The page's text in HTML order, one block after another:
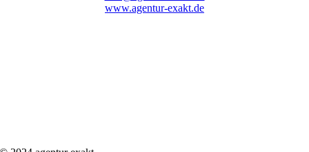
www.agentur-exakt.de